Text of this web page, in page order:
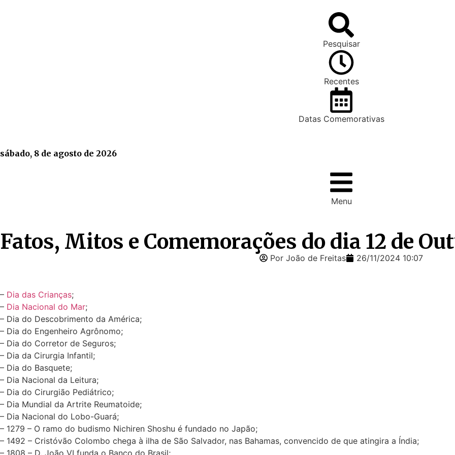
Pesquisar
Recentes
Datas Comemorativas
sábado, 8 de agosto de 2026
Menu
Fatos, Mitos e Comemorações do dia 12 de
Por João de Freitas 26/11/2024 10:07
– Dia das Crianças;
– Dia Nacional do Mar;
– Dia do Descobrimento da América;
– Dia do Engenheiro Agrônomo;
– Dia do Corretor de Seguros;
– Dia da Cirurgia Infantil;
– Dia do Basquete;
– Dia Nacional da Leitura;
– Dia do Cirurgião Pediátrico;
– Dia Mundial da Artrite Reumatoide;
– Dia Nacional do Lobo-Guará;
– 1279 – O ramo do budismo Nichiren Shoshu é fundado no Japão;
– 1492 – Cristóvão Colombo chega à ilha de São Salvador, nas Bahamas, convencido de que atingira a Índia;
– 1808 – D. João VI funda o Banco do Brasil;